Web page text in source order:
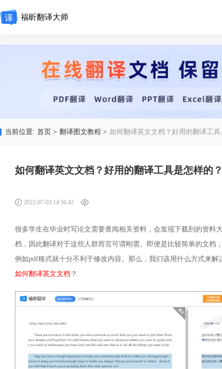
福昕翻译大师
当前位置: 首页 > 翻译图文教程 > 如何翻译英文文档？好用的翻译工
如何翻译英文文档？好用的翻译工具是怎样的
2022-07-03 14:56:42
很多学生在毕业时写论文需要查阅相关资料，会发现下载到的资
档，因此翻译对于这些人群而言可谓刚需。即便是比较简单的文
例如pdf格式就十分不利于修改内容。那么，我们该用什么方式来
如何翻译英文文档 ？